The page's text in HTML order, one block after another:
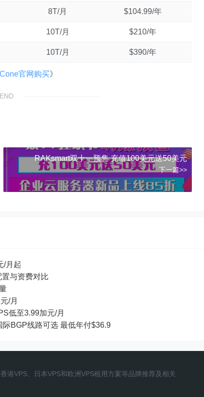
8T/月 $104.99/年
10T/月 $210/年
10T/月 $390/年
官网购买》
RAKsmart双十一预售 充值100美元送50美元
下一篇>>
/月起
与资费对比
/月
低至3.99加元/月
BGP线路可选 最低年付$36.9
港VPS、日本VPS和欧洲VPS租用方案等品牌推荐及相关